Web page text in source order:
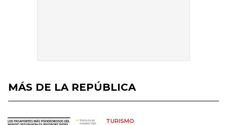
MÁS DE LA REPÚBLICA
TURISMO